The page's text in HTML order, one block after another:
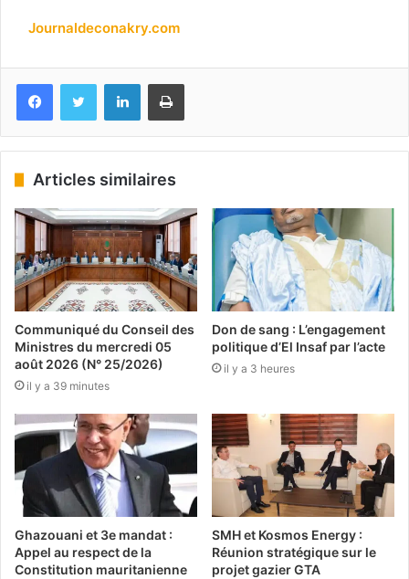
Journaldeconakry.com
FacebookTwitter LinkedinImprimer
Articles similaires
Communiqué du Conseil des
Ministres du mercredi 05
août 2026 (N° 25/2026)
il y a 39 minutes
Don de sang : L’engagement
politique d’El Insaf par l’acte
il y a 3 heures
Ghazouani et 3e mandat :
Appel au respect de la
Constitution mauritanienne
SMH et Kosmos Energy :
Réunion stratégique sur le
projet gazier GTA